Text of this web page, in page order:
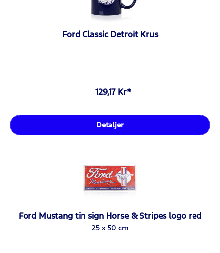
Ford Classic Detroit Krus
129,17 Kr*
Detaljer
Ford Mustang tin sign Horse & Stripes logo red
25 x 50 cm